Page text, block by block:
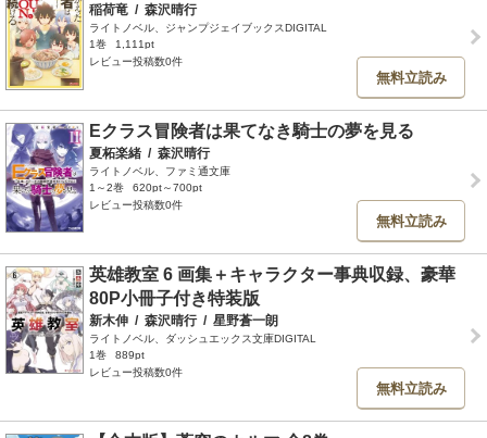
稲荷竜 / 森沢晴行
ライトノベル、ジャンプジェイブックスDIGITAL
1巻
1,111pt
レビュー投稿数0件
無料立読み
Eクラス冒険者は果てなき騎士の夢を見る
夏柘楽緒 / 森沢晴行
ライトノベル、ファミ通文庫
1～2巻
620pt～700pt
レビュー投稿数0件
無料立読み
英雄教室 6 画集＋キャラクター事典収録、豪華
80P小冊子付き特装版
新木伸 / 森沢晴行 / 星野蒼一朗
ライトノベル、ダッシュエックス文庫DIGITAL
1巻
889pt
レビュー投稿数0件
無料立読み